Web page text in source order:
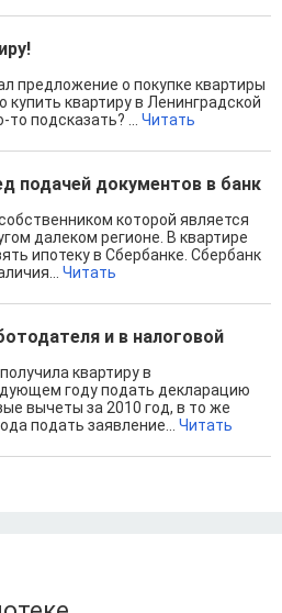
предложение о покупке квартиры
купить квартиру в Ленинградской
подсказать? ... Читать
подачей документов в банк
которой является
далеком регионе. В квартире
ипотеку в Сбербанке. Сбербанк
Читать
и в налоговой
квартиру в
году подать декларацию
вычеты за 2010 год, в то же
подать заявление... Читать